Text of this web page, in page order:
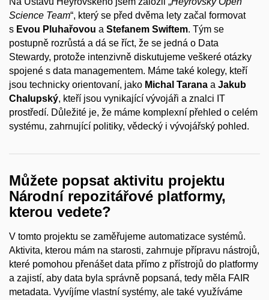
Science Team“, který se před dvěma lety začal formovat
s Evou Pluhařovou a Stefanem Swiftem. Tým se
postupně rozrůstá a dá se říct, že se jedná o Data
Stewardy, protože intenzivně diskutujeme veškeré otázky
spojené s data managementem. Máme také kolegy, kteří
jsou technicky orientovaní, jako Michal Tarana a Jakub
Chalupský, kteří jsou vynikající vývojáři a znalci IT
prostředí. Důležité je, že máme komplexní přehled o celém
systému, zahrnující politiky, vědecký i vývojářský pohled.
Můžete popsat aktivitu projektu
Národní repozitářové platformy,
kterou vedete?
V tomto projektu se zaměřujeme automatizace systémů.
Aktivita, kterou mám na starosti, zahrnuje přípravu nástrojů,
které pomohou přenášet data přímo z přístrojů do platformy
a zajistí, aby data byla správně popsaná, tedy měla FAIR
metadata. Vyvíjíme vlastní systémy, ale také využíváme